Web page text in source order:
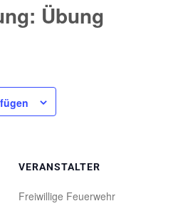
Übung
VERANSTALTER
Freiwillige Feuerwehr